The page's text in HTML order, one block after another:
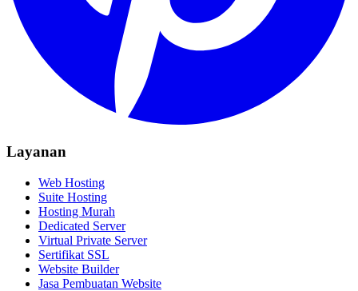
Layanan
Web Hosting
Suite Hosting
Hosting Murah
Dedicated Server
Virtual Private Server
Sertifikat SSL
Website Builder
Jasa Pembuatan Website